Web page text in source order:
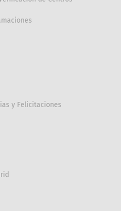
y Felicitaciones